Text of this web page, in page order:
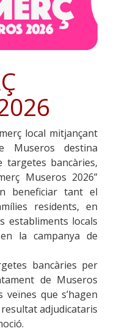
local mitjançant
Museros destina
targetes bancàries,
Museros 2026”
beneficiar tant el
residents, en
establiments locals
la campanya de
bancàries per
de Museros
que s’hagen
adjudicataris